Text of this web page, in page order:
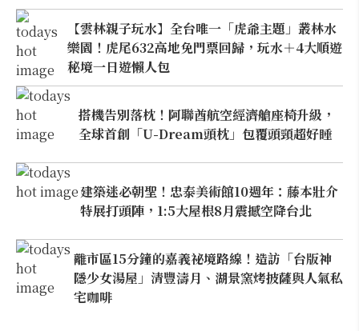
【雲林親子玩水】全台唯一「虎爺主題」叢林水
樂園！虎尾632高地免門票回歸，玩水＋4大順遊
秘境一日遊懶人包
搭機告別落枕！阿聯酋航空經濟艙座椅升級，
全球首創「U-Dream頭枕」包覆頭頸超好睡
建築迷必朝聖！忠泰美術館10週年：藤本壯介
特展打頭陣，1:5大屋根8月震撼空降台北
離市區15分鐘的嘉義祕境路線！造訪「台版神
隱少女湯屋」清豐濤月、湖景窯烤披薩與人氣私
宅咖啡